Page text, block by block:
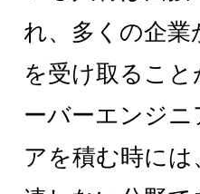
れ、多くの企
を受け取るこ
ーバーエンジニ
アを積む時には